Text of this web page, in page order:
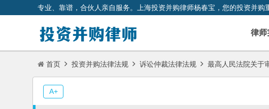
专业、靠谱，合伙人亲自服务。上海投资并购律师杨春宝，您的投资并购
律师
首页 投资并购法律法规 诉讼仲裁法律法规 最高人民法院关于
A+